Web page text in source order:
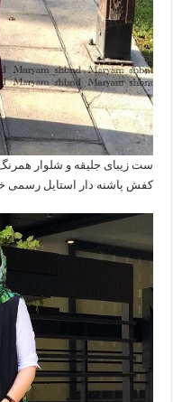
ست زیبای جلیقه و شلوار
کفش پاشنه دار استایل رسمی